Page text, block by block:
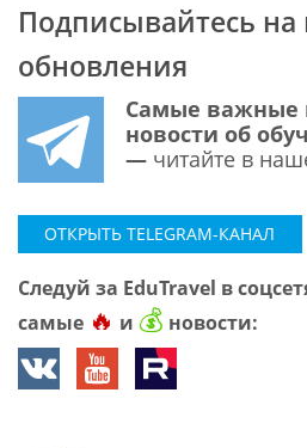
Подписывайтесь
обновления
Самые важные
новости об
— читайте в
ОТКРЫТЬ TELEGRAM-КАНАЛ
Следуй за EduTravel в
самые 🔥 и 💰 новости: